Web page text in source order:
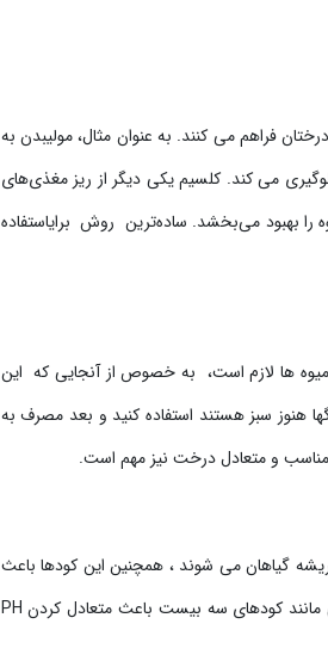
فراهم می کنند. به عنوان مثال، مولیبدن به
می کند. کلسیم یکی دیگر از ریز مغذی‌های
بهبود می‌بخشد. ساده‌ترین روش برایاستفاده
ها لازم است، به خصوص از آنجایی که این
هنوز سبز هستند استفاده کنید و بعد مصرف به
و متعادل درخت نیز مهم است.
گیاهان می شوند ، همچنین این کودها باعث
افزایش مقاومت گیاهان در برابر تنش های محیطی و بیماری های مختلف می شوند. کودهای آلی مانند کودهای سه بیست باعث متعادل کردن PH